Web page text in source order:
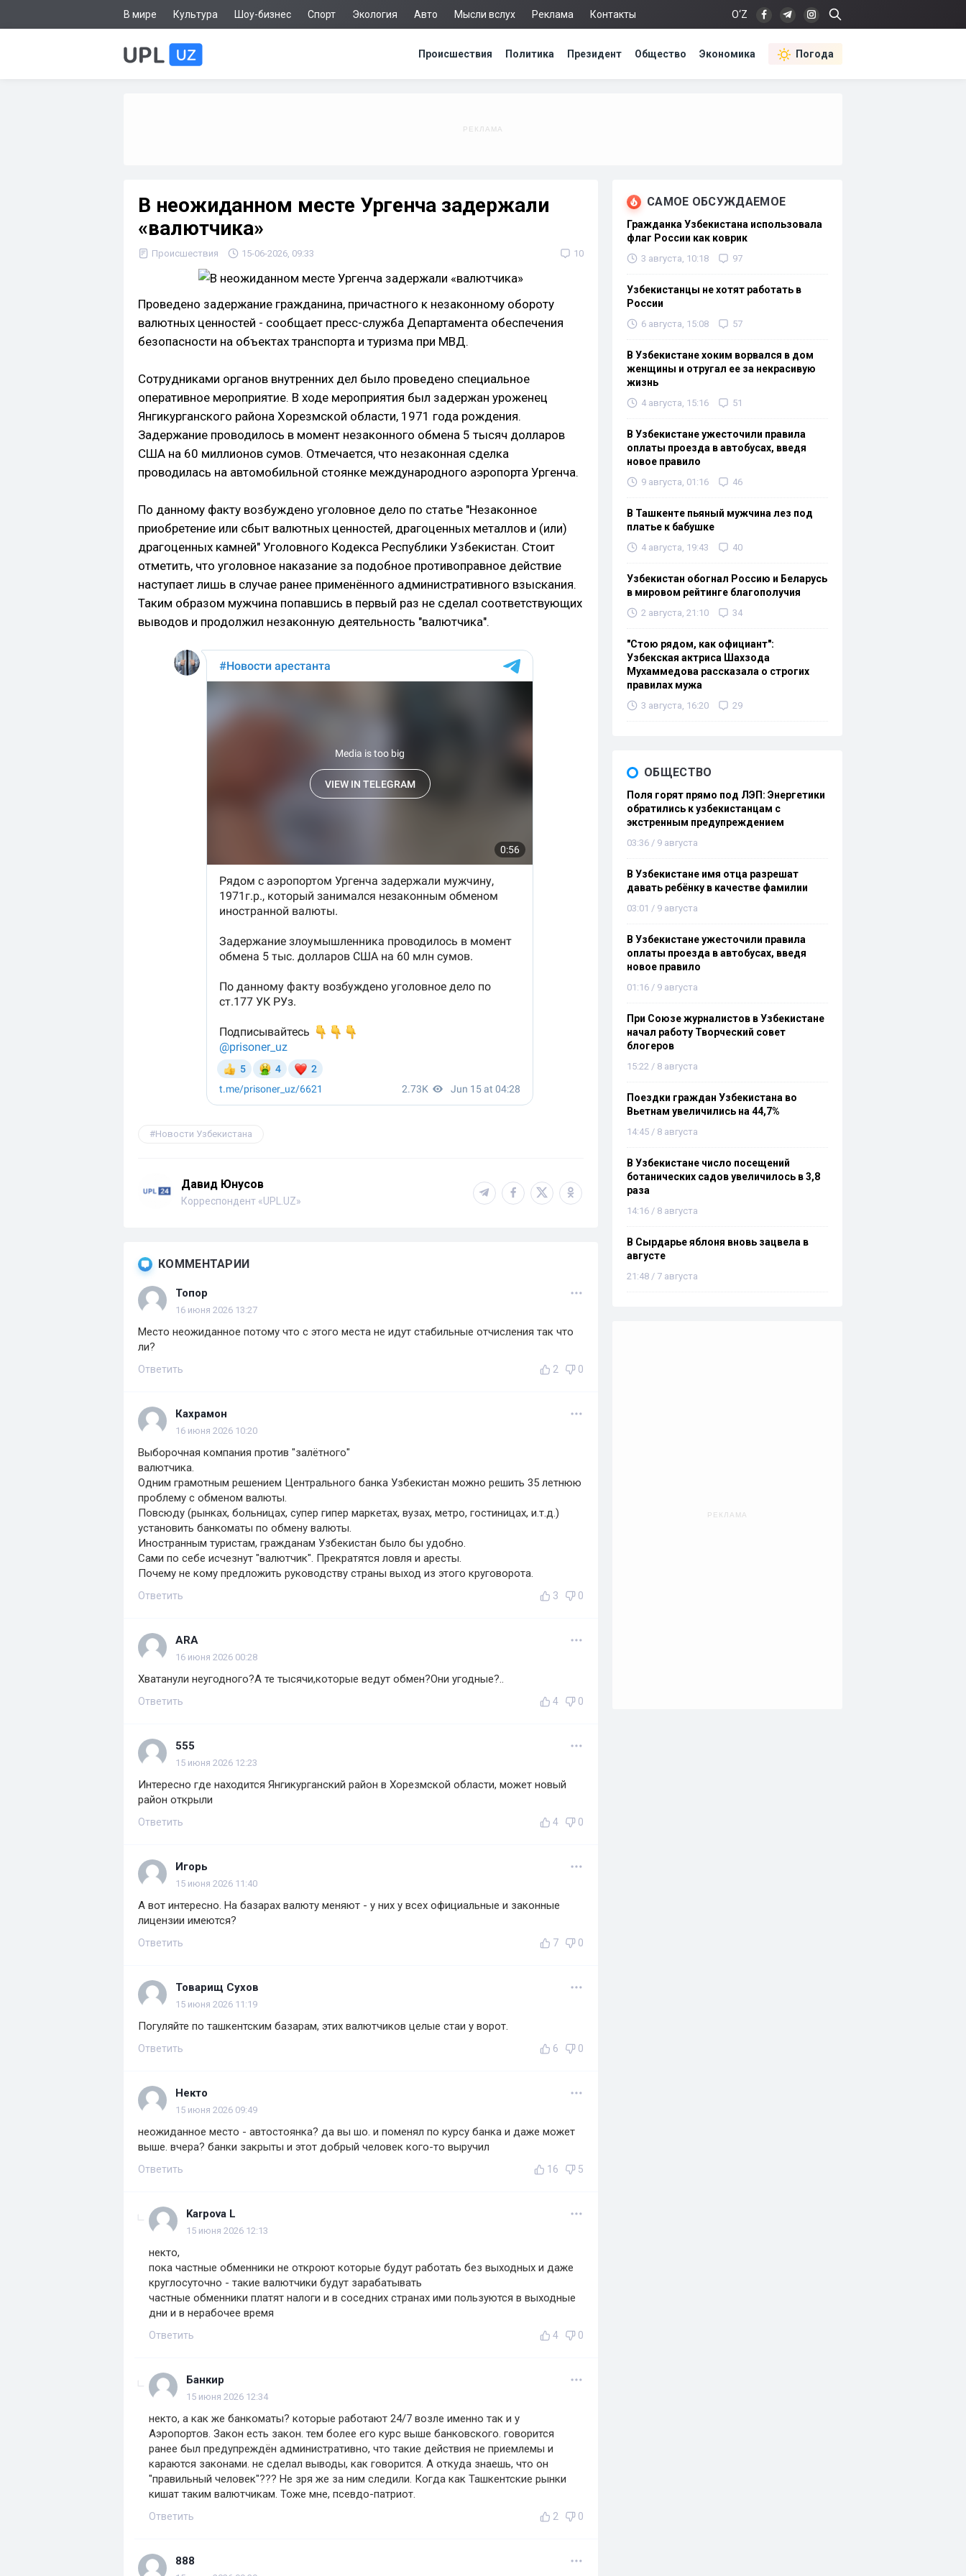
В мире Культура Шоу-бизнес Спорт Экология Авто Мысли вслух Реклама Контакты O‘Z
Происшествия Политика Президент Общество Экономика Погода
В неожиданном месте Ургенча задержали
«валютчика»
Происшествия 15-06-2026, 09:33 10
Проведено задержание гражданина, причастного к незаконному обороту
валютных ценностей - сообщает пресс-служба Департамента обеспечения
безопасности на объектах транспорта и туризма при МВД.
Сотрудниками органов внутренних дел было проведено специальное
оперативное мероприятие. В ходе мероприятия был задержан уроженец
Янгикурганского района Хорезмской области, 1971 года рождения.
Задержание проводилось в момент незаконного обмена 5 тысяч долларов
США на 60 миллионов сумов. Отмечается, что незаконная сделка
проводилась на автомобильной стоянке международного аэропорта Ургенча.
По данному факту возбуждено уголовное дело по статье "Незаконное
приобретение или сбыт валютных ценностей, драгоценных металлов и (или)
драгоценных камней" Уголовного Кодекса Республики Узбекистан. Стоит
отметить, что уголовное наказание за подобное противоправное действие
наступает лишь в случае ранее применённого административного взыскания.
Таким образом мужчина попавшись в первый раз не сделал соответствующих
выводов и продолжил незаконную деятельность "валютчика".
Новости Узбекистана
Давид Юнусов
Корреспондент «UPL.UZ»
КОММЕНТАРИИ
Топор
16 июня 2026 13:27
Место неожиданное потому что с этого места не идут стабильные отчисления так что
ли?
Ответить 2 0
Кахрамон
16 июня 2026 10:20
Выборочная компания против "залётного"
валютчика.
Одним грамотным решением Центрального банка Узбекистан можно решить 35 летнюю
проблему с обменом валюты.
Повсюду (рынках, больницах, супер гипер маркетах, вузах, метро, гостиницах, и.т.д.)
установить банкоматы по обмену валюты.
Иностранным туристам, гражданам Узбекистан было бы удобно.
Сами по себе исчезнут "валютчик". Прекратятся ловля и аресты.
Почему не кому предложить руководству страны выход из этого круговорота.
Ответить 3 0
ARA
16 июня 2026 00:28
Хватанули неугодного?А те тысячи,которые ведут обмен?Они угодные?..
Ответить 4 0
555
15 июня 2026 12:23
Интересно где находится Янгикурганский район в Хорезмской области, может новый
район открыли
Ответить 4 0
Игорь
15 июня 2026 11:40
А вот интересно. На базарах валюту меняют - у них у всех официальные и законные
лицензии имеются?
Ответить 7 0
Товарищ Сухов
15 июня 2026 11:19
Погуляйте по ташкентским базарам, этих валютчиков целые стаи у ворот.
Ответить 6 0
Некто
15 июня 2026 09:49
неожиданное место - автостоянка? да вы шо. и поменял по курсу банка и даже может
выше. вчера? банки закрыты и этот добрый человек кого-то выручил
Ответить 16 5
Karpova L
15 июня 2026 12:13
некто,
пока частные обменники не откроют которые будут работать без выходных и даже
круглосуточно - такие валютчики будут зарабатывать
частные обменники платят налоги и в соседних странах ими пользуются в выходные
дни и в нерабочее время
Ответить 4 0
Банкир
15 июня 2026 12:34
некто, а как же банкоматы? которые работают 24/7 возле именно так и у
Аэропортов. Закон есть закон. тем более его курс выше банковского. говорится
ранее был предупреждён административно, что такие действия не приемлемы и
караются законами. не сделал выводы, как говорится. А откуда знаешь, что он
"правильный человек"??? Не зря же за ним следили. Когда как Ташкентские рынки
кишат таким валютчикам. Тоже мне, псевдо-патриот.
Ответить 2 0
888
САМОЕ ОБСУЖДАЕМОЕ
Гражданка Узбекистана использовала
флаг России как коврик
3 августа, 10:18 97
Узбекистанцы не хотят работать в
России
6 августа, 15:08 57
В Узбекистане хоким ворвался в дом
женщины и отругал ее за некрасивую
жизнь
4 августа, 15:16 51
В Узбекистане ужесточили правила
оплаты проезда в автобусах, введя
новое правило
9 августа, 01:16 46
В Ташкенте пьяный мужчина лез под
платье к бабушке
4 августа, 19:43 40
Узбекистан обогнал Россию и Беларусь
в мировом рейтинге благополучия
2 августа, 21:10 34
"Стою рядом, как официант":
Узбекская актриса Шахзода
Мухаммедова рассказала о строгих
правилах мужа
3 августа, 16:20 29
ОБЩЕСТВО
Поля горят прямо под ЛЭП: Энергетики
обратились к узбекистанцам с
экстренным предупреждением
03:36 / 9 августа
В Узбекистане имя отца разрешат
давать ребёнку в качестве фамилии
03:01 / 9 августа
В Узбекистане ужесточили правила
оплаты проезда в автобусах, введя
новое правило
01:16 / 9 августа
При Союзе журналистов в Узбекистане
начал работу Творческий совет
блогеров
15:22 / 8 августа
Поездки граждан Узбекистана во
Вьетнам увеличились на 44,7%
14:45 / 8 августа
В Узбекистане число посещений
ботанических садов увеличилось в 3,8
раза
14:16 / 8 августа
В Сырдарье яблоня вновь зацвела в
августе
21:48 / 7 августа